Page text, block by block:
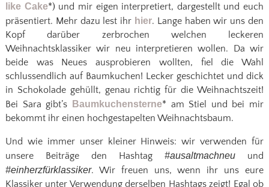
like Cake*) und mir eigen interpretiert, dargestellt und euch
präsentiert. Mehr dazu lest ihr hier. Lange haben wir uns den
Kopf darüber zerbrochen welchen leckeren
Weihnachtsklassiker wir neu interpretieren wollen. Da wir
beide was Neues ausprobieren wollten, fiel die Wahl
schlussendlich auf Baumkuchen! Lecker geschichtet und dick
in Schokolade gehüllt, genau richtig für die Weihnachtszeit!
Bei Sara gibt’s
Baumkuchensterne* am Stiel und bei mir
bekommt ihr einen hochgestapelten Weihnachtsbaum.
Und wie immer unser kleiner Hinweis: wir verwenden für
unsere Beiträge den Hashtag#ausaltmachneu und
#einherzfürklassiker. Wir freuen uns, wenn ihr uns eure
Klassiker unter Verwendung derselben Hashtags zeigt! Egal ob